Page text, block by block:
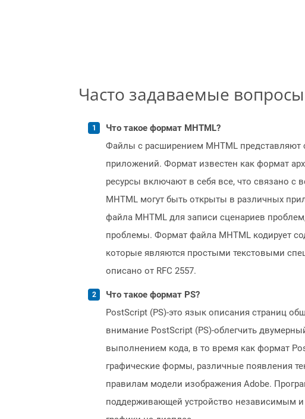
Часто задаваемые вопросы
Что такое формат MHTML?
Файлы с расширением MHTML
приложений. Формат известен как формат
ресурсы включают в себя все, что связано с
MHTML могут быть открыты в различных
файла MHTML для записи сценариев
проблемы. Формат файла MHTML кодирует
которые являются простыми текстовыми
описано от RFC 2557.
Что такое формат PS?
PostScript (PS)-это язык описания страниц
внимание PostScript (PS)-облегчить
выполнением кода, в то время как формат
графические формы, различные появления
правилам модели изображения Adobe.
поддерживающей устройство независимым и